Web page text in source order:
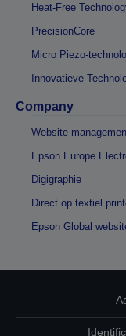
Heat-Free
PrecisionCore
Micro Piezo-
Innovatieve
Company
Website
Epson Europe
Digigraphie
Direct op textiel
Epson Global